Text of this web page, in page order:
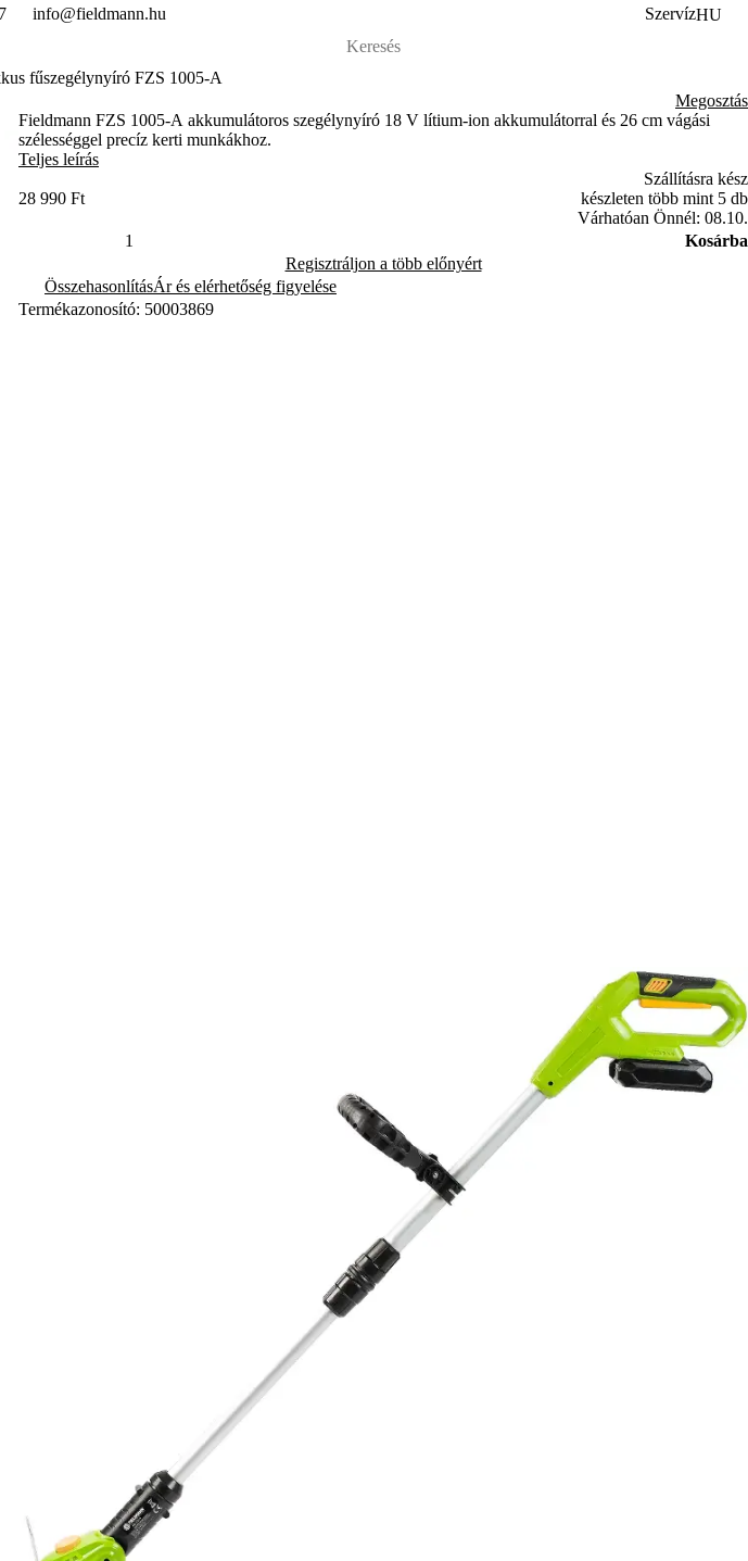
info@fieldmann.hu SzervízHU
fűszegélynyíró FZS 1005-A
Megosztás
Fieldmann FZS 1005-A akkumulátoros szegélynyíró 18 V lítium-ion akkumulátorral és 26 cm vágási
szélességgel precíz kerti munkákhoz.
Teljes leírás
28 990 Ft
Szállításra kész
készleten több mint 5 db
Várhatóan Önnél: 08.10.
Kosárba
Regisztráljon a több előnyért
ÖsszehasonlításÁr és elérhetőség figyelése
Termékazonosító: 50003869